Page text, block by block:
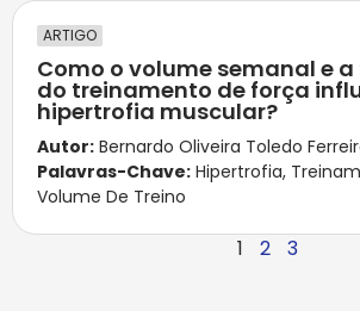
ARTIGO
Como o volume semanal e
do treinamento de força
hipertrofia muscular?
Autor: Bernardo Oliveira Toledo
Palavras-Chave: Hipertrofia,
Volume De Treino
1 2 3